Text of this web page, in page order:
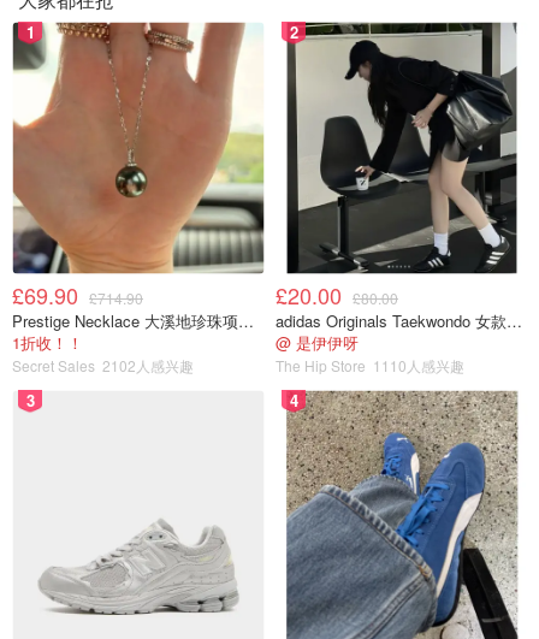
观，减少肤色不均，可以保护皮肤免受氧化应激并对抗自由
基的伤害。
👉发酵米水--米水富含矿物质和抗氧化剂，通过均匀肤色和
补充皮肤的水分屏障，提亮肤色，使得肌肤更水润！
👏使用感受：
这个冷离子+精华液不愧是他家王牌产品，精华液质地透
明，气味温和，不粘稠，吸收很快，我是混油过敏肌，用了
三周，每天早晚使用，完全不过敏，可以媲美我的Skii神仙
水，不长闭口不爆痘，帮我很好的维持了脸部肌肤平衡，肉
眼可见的可以看出气色比之前好，非常推荐！
1
£69.90 £714.90
Prestige Necklace 大溪地珍珠项链 10-11mm
1折收！！
Secret Sales 2102人感兴趣
2
£20.00 £80.00
adidas Originals Taekwondo 女款黑色运动鞋
@ 是伊伊呀
The Hip Store 1110人感兴趣
3 4